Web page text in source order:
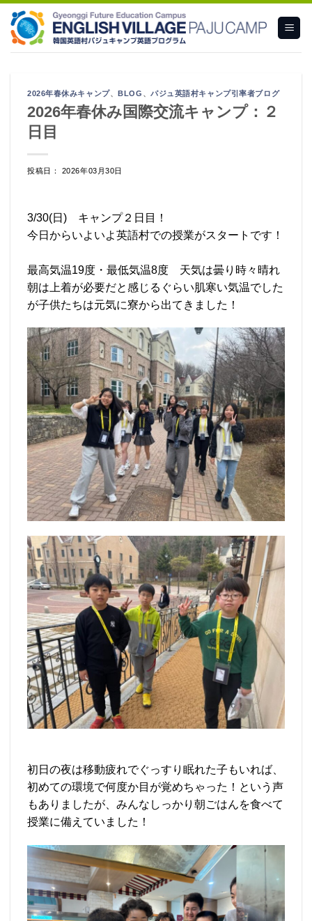
content
2026年春休みキャンプ、BLOG 、パジュ英語村キャンプ引率者ブログ
2026年春休み国際交流キャンプ：２
日目
投稿日： 2026年03月30日
3/30(日) キャンプ２日目！
今日からいよいよ英語村での授業がスタートです！
最高気温19度・最低気温8度 天気は曇り時々晴れ
朝は上着が必要だと感じるぐらい肌寒い気温でした
が子供たちは元気に寮から出てきました！
初日の夜は移動疲れでぐっすり眠れた子もいれば、
初めての環境で何度か目が覚めちゃった！という声
もありましたが、みんなしっかり朝ごはんを食べて
授業に備えていました！